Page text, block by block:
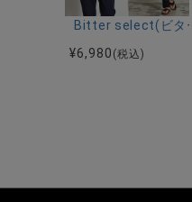
Bitter select(ビタ
¥6,980 (税込)